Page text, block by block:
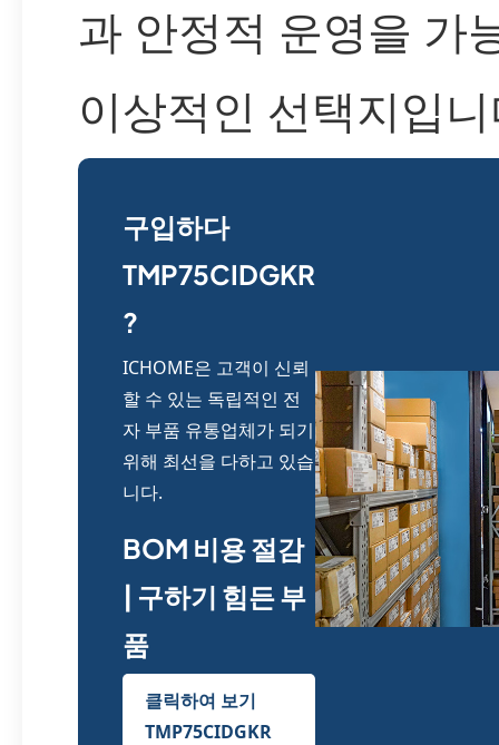
과 안정적 운영을 가
이상적인 선택지입
구입하다
TMP75CIDGKR
?
ICHOME은 고객이 신뢰
할 수 있는 독립적인 전
자 부품 유통업체가 되기
위해 최선을 다하고 있습
니다.
BOM 비용 절감
| 구하기 힘든 부
품
클릭하여 보기
TMP75CIDGKR